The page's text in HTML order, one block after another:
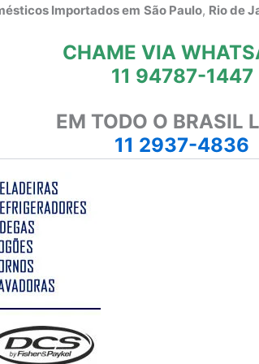
Importados em São Paulo, Rio de
CHAME VIA
11 94787-1447
EM TODO O BRASIL
11 2937-4836